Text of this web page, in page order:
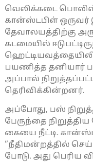
வெலிக்கடை பொலிஸ்
கான்ஸ்டபிள் ஒருவர்
தேவாலயத்திற்கு
கடமையில்
பயணித்த தனியார்
அப்பால்
தெரிவிக்கின்றனர்.
அப்போது, ​​பஸ்
பேருந்தை
கையை நீட்டி.
”நீதிமன்றத்தில்
போடு. அது பெரிய